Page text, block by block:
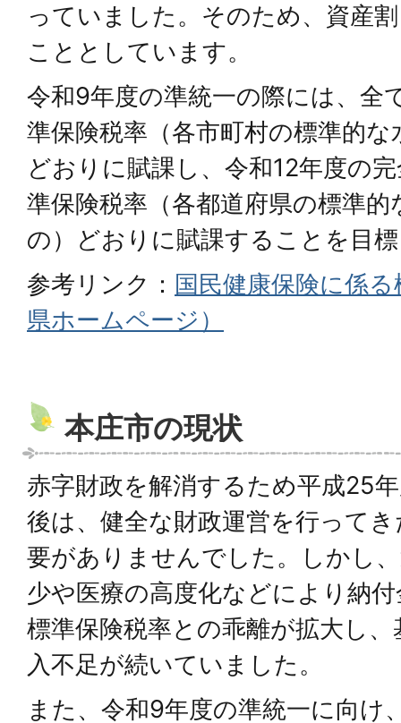
っていました。そのため、資産
こととしています。
令和9年度の準統一の際には、全
準保険税率（各市町村の標準的
どおりに賦課し、令和12年度の
準保険税率（各都道府県の標準
の）どおりに賦課することを目
参考リンク： 国民健康保険に係
県ホームページ）
本庄市の現状
赤字財政を解消するため平成25
後は、健全な財政運営を行って
要がありませんでした。しかし
少や医療の高度化などにより納
標準保険税率との乖離が拡大し
入不足が続いていました。
また、令和9年度の準統一に向け